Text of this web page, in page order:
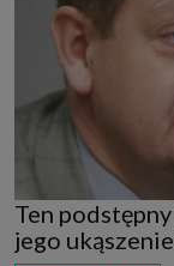
Ten
jego